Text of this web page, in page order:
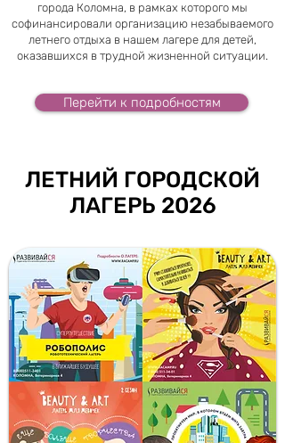
города Коломна, в рамках которого мы
софинансировали организацию незабываемого
летнего отдыха в нашем лагере для детей,
оказавшихся в трудной жизненной ситуации.
Перейти к подробностям
ЛЕТНИЙ ГОРОДСКОЙ
ЛАГЕРЬ 2026